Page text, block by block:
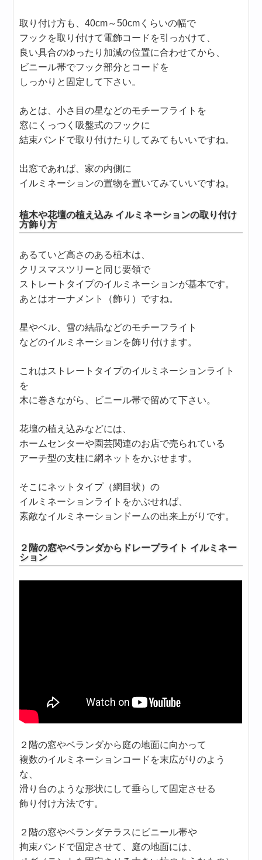
取り付け方も、40cm～50cmくらいの幅で
フックを取り付けて電飾コードを引っかけて、
良い具合のゆったり加減の位置に合わせてから、
ビニール帯でフック部分とコードを
しっかりと固定して下さい。
あとは、小さ目の星などのモチーフライトを
窓にくっつく吸盤式のフックに
結束バンドで取り付けたりしてみてもいいですね。
出窓であれば、家の内側に
イルミネーションの置物を置いてみていいですね。
植木や花壇の植え込み イルミネーションの取り付け
方飾り方
あるていど高さのある植木は、
クリスマスツリーと同じ要領で
ストレートタイプのイルミネーションが基本です。
あとはオーナメント（飾り）ですね。
星やベル、雪の結晶などのモチーフライト
などのイルミネーションを飾り付けます。
これはストレートタイプのイルミネーションライト
を
木に巻きながら、ビニール帯で留めて下さい。
花壇の植え込みなどには、
ホームセンターや園芸関連のお店で売られている
アーチ型の支柱に網ネットをかぶせます。
そこにネットタイプ（網目状）の
イルミネーションライトをかぶせれば、
素敵なイルミネーションドームの出来上がりです。
２階の窓やベランダからドレープライト イルミネー
ション
２階の窓やベランダから庭の地面に向かって
複数のイルミネーションコードを末広がりのよう
な、
滑り台のような形状にして垂らして固定させる
飾り付け方法です。
２階の窓やベランダテラスにビニール帯や
拘束バンドで固定させて、庭の地面には、